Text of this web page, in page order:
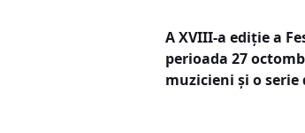
A XVIII-a ediție a
perioada 27
muzicieni și o serie